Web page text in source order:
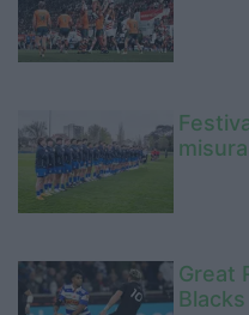
Great